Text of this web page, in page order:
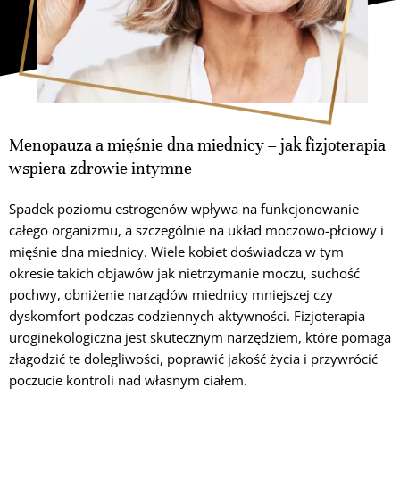
Menopauza a mięśnie dna miednicy – jak fizjoterapia
wspiera zdrowie intymne
Spadek poziomu estrogenów wpływa na funkcjonowanie
całego organizmu, a szczególnie na układ moczowo-płciowy i
mięśnie dna miednicy. Wiele kobiet doświadcza w tym
okresie takich objawów jak nietrzymanie moczu, suchość
pochwy, obniżenie narządów miednicy mniejszej czy
dyskomfort podczas codziennych aktywności. Fizjoterapia
uroginekologiczna jest skutecznym narzędziem, które pomaga
złagodzić te dolegliwości, poprawić jakość życia i przywrócić
poczucie kontroli nad własnym ciałem.